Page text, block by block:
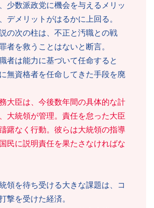
少数派政党に機会を与えるメリッ
デメリットがはるかに上回る。
の次の柱は、不正と汚職との戦
者を救うことはないと断言。
者は能力に基づいて任命すると
無資格者を任命してきた手段を廃
大臣は、今後数年間の具体的な計
大統領が管理。責任を怠った大臣
躇なく行動。彼らは大統領の指導
民に説明責任を果たさなければな
領を待ち受ける大きな課題は、コ
撃を受けた経済。